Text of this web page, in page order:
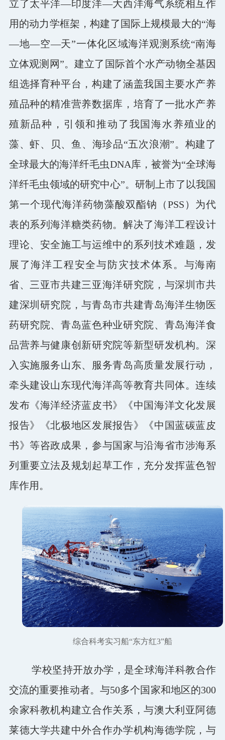
立了太平洋—印度洋—大西洋海气系统相互作
用的动力学框架，构建了国际上规模最大的“海
—地—空—天”一体化区域海洋观测系统“南海
立体观测网”。建立了国际首个水产动物全基因
组选择育种平台，构建了涵盖我国主要水产养
殖品种的精准营养数据库，培育了一批水产养
殖新品种，引领和推动了我国海水养殖业的
藻、虾、贝、鱼、海珍品“五次浪潮”。构建了
全球最大的海洋纤毛虫DNA库，被誉为“全球海
洋纤毛虫领域的研究中心”。研制上市了以我国
第一个现代海洋药物藻酸双酯钠（PSS）为代
表的系列海洋糖类药物。解决了海洋工程设计
理论、安全施工与运维中的系列技术难题，发
展了海洋工程安全与防灾技术体系。与海南
省、三亚市共建三亚海洋研究院，与深圳市共
建深圳研究院，与青岛市共建青岛海洋生物医
药研究院、青岛蓝色种业研究院、青岛海洋食
品营养与健康创新研究院等新型研发机构。深
入实施服务山东、服务青岛高质量发展行动，
牵头建设山东现代海洋高等教育共同体。连续
发布《海洋经济蓝皮书》《中国海洋文化发展
报告》《北极地区发展报告》《中国蓝碳蓝皮
书》等咨政成果，参与国家与沿海省市涉海系
列重要立法及规划起草工作，充分发挥蓝色智
库作用。
综合科考实习船“东方红3”船
学校坚持开放办学，是全球海洋科教合作
交流的重要推动者。与50多个国家和地区的300
余家科教机构建立合作关系，与澳大利亚阿德
莱德大学共建中外合作办学机构海德学院，与